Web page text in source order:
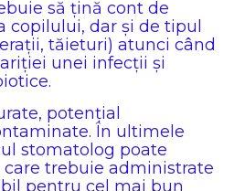
să țină cont de
copilului, dar și de tipul
tăieturi) atunci când
unei infecții și
potențial
În ultimele
stomatolog poate
trebuie administrate
pentru cel mai bun